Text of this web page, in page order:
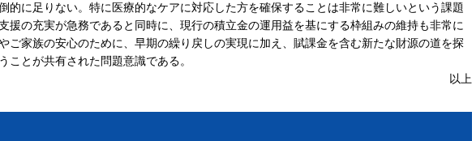
的に足りない。特に医療的なケアに対応した方を確保することは非常に難しいという課題
援の充実が急務であると同時に、現行の積立金の運用益を基にする枠組みの維持も非常に
ご家族の安心のために、早期の繰り戻しの実現に加え、賦課金を含む新たな財源の道を探
ことが共有された問題意識である。
以上